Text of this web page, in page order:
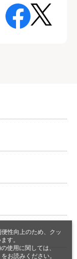
性向上のため、クッ
す。
使用に関しては、
をお読みください。